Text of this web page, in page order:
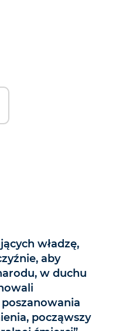
władzę,
aby
w duchu
począwszy